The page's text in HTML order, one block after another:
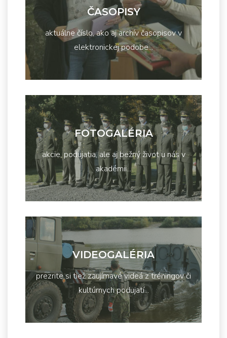
ČASOPISY
aktuálne číslo, ako aj archív časopisov v
elektronickej podobe...
FOTOGALÉRIA
akcie, podujatia, ale aj bežný život u nás v
akadémii...
VIDEOGALÉRIA
prezrite si tiež zaujímavé videá z tréningov či
kultúrnych podujatí...